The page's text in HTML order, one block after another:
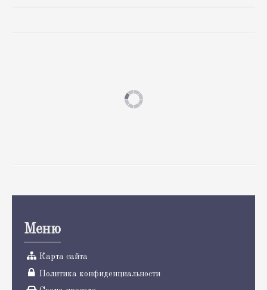
Меню
Карта сайта
Политика конфиденциальности